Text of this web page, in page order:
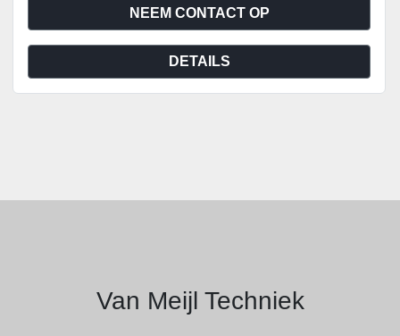
NEEM CONTACT OP
DETAILS
Van Meijl Techniek